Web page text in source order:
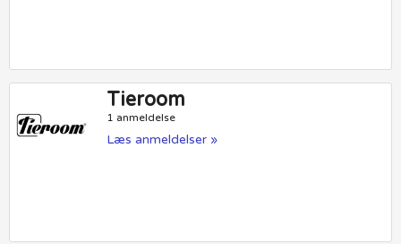
Tieroom
1 anmeldelse
Læs anmeldelser »